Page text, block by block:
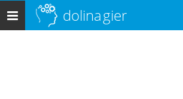
Menu
główne
dolinagier